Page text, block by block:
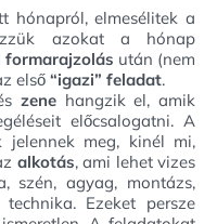
hónapról, elmesélitek a
azokat a hónap
formarajzolás után (nem
első “igazi” feladat.
zenehangzik el, amik
előcsalogatni. A
jelennek meg, kinél mi,
alkotás, ami lehet vizes
szén, agyag, montázs,
Ezeket persze